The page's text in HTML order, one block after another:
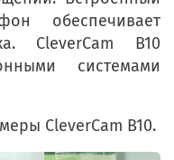
обеспечивает
CleverCam B10
системами
CleverCam B10.